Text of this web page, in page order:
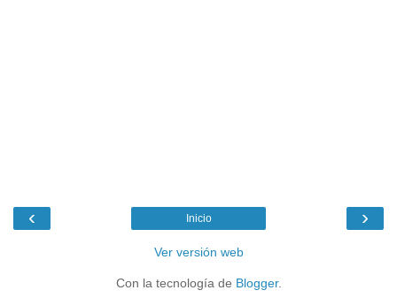
‹ ›
Inicio
Ver versión web
Con la tecnología de Blogger.